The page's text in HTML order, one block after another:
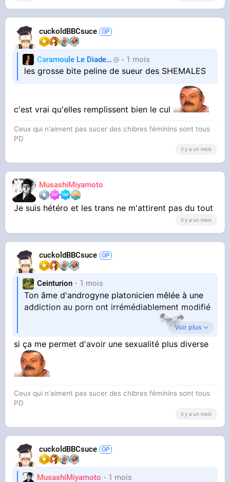
cuckoldBBCsuce
Caramoule Le Diadem Caramoule
1 mois
les grosse bite peline de sueur des SHEMALES
c'est vrai qu'elles remplissent bien le cul
Ceux qui n'aiment pas sucer des chibres féminins sont tous
PD
il y a un mois
MusashiMiyamoto
Je suis hétéro et les trans ne m'attirent pas du tout
il y a un mois
cuckoldBBCsuce
Ceinturion 1 mois
Ton âme d'androgyne platonicien mêlée à une
addiction au porn ont irrémédiablement modifié
Voir plus
si ça me permet d'avoir une sexualité plus diverse
Ceux qui n'aiment pas sucer des chibres féminins sont tous
PD
il y a un mois
cuckoldBBCsuce
MusashiMiyamoto 1 mois